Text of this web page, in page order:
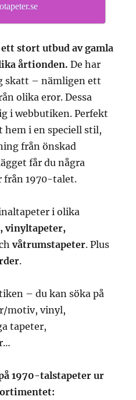
stort utbud av gamla
årtionden. De har
skatt – nämligen ett
olika eror. Dessa
i webbutiken. Perfekt
i en speciell stil,
från önskad
får du några
från 1970-talet.
i olika
vinyltapeter,
våtrumstapeter. Plus
.
– du kan söka på
motiv, vinyl,
tapeter,
1970-talstapeter ur